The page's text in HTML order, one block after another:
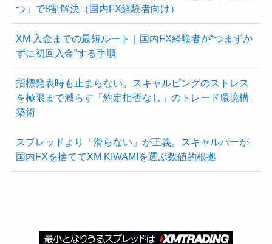
つ」で8割解決（国内FX経験者向け）
XM 入金までの最短ルート｜国内FX経験者が“つまずか
ずに初回入金”する手順
指標発表時も止まらない。スキャルピングのストレス
を極限まで減らす「約定拒否なし」のトレード環境構
築術
スプレッドより「滑らない」が正義。スキャルパーが
国内FXを捨ててXM KIWAMIを選ぶ数値的根拠